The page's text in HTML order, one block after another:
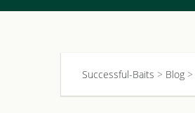
Successful-Baits > Blog >